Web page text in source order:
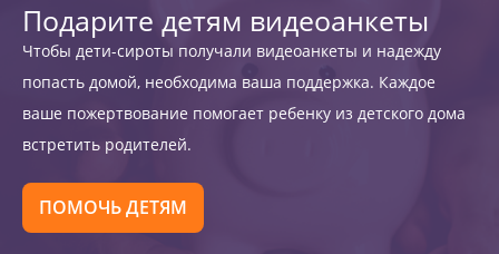
Подарите детям видеоанкеты
Чтобы дети-сироты получали видеоанкеты и надежду
попасть домой, необходима ваша поддержка. Каждое
ваше пожертвование помогает ребенку из детского дома
встретить родителей.
ПОМОЧЬ ДЕТЯМ